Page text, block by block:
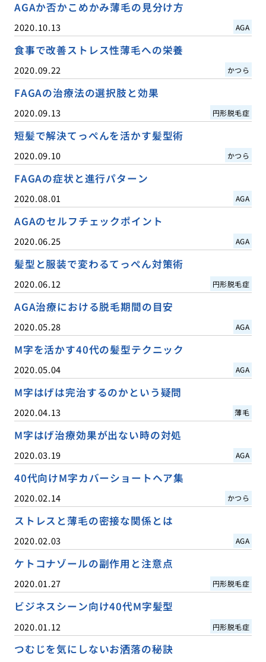
AGAか否かこめかみ薄毛の見分け方
2020.10.13 AGA
食事で改善ストレス性薄毛への栄養
2020.09.22 かつら
FAGAの治療法の選択肢と効果
2020.09.13 円形脱毛症
短髪で解決てっぺんを活かす髪型術
2020.09.10 かつら
FAGAの症状と進行パターン
2020.08.01 AGA
AGAのセルフチェックポイント
2020.06.25 AGA
髪型と服装で変わるてっぺん対策術
2020.06.12 円形脱毛症
AGA治療における脱毛期間の目安
2020.05.28 AGA
M字を活かす40代の髪型テクニック
2020.05.04 AGA
M字はげは完治するのかという疑問
2020.04.13 薄毛
M字はげ治療効果が出ない時の対処
2020.03.19 AGA
40代向けM字カバーショートヘア集
2020.02.14 かつら
ストレスと薄毛の密接な関係とは
2020.02.03 AGA
ケトコナゾールの副作用と注意点
2020.01.27 円形脱毛症
ビジネスシーン向け40代M字髪型
2020.01.12 円形脱毛症
つむじを気にしないお洒落の秘訣